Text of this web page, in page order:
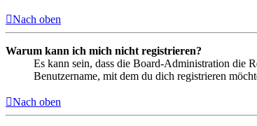
Nach oben
Warum kann ich mich nicht registrieren?
Es kann sein, dass die Board-Administration die
Benutzername, mit dem du dich registrieren
Nach oben